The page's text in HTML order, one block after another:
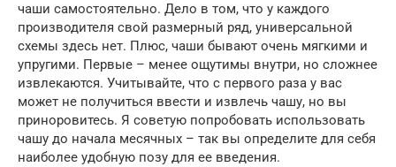
чаши самостоятельно. Дело в том, что у каждого
производителя свой размерный ряд, универсальной
схемы здесь нет. Плюс, чаши бывают очень мягкими и
упругими. Первые – менее ощутимы внутри, но сложнее
извлекаются. Учитывайте, что с первого раза у вас
может не получиться ввести и извлечь чашу, но вы
приноровитесь. Я советую попробовать использовать
чашу до начала месячных – так вы определите для себя
наиболее удобную позу для ее введения.